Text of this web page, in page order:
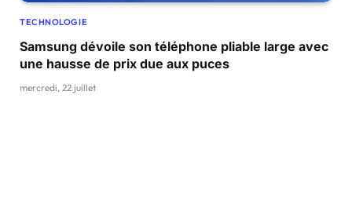
TECHNOLOGIE
Samsung dévoile son téléphone pliable large avec
une hausse de prix due aux puces
mercredi, 22 juillet